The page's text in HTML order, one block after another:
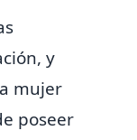
y
mujer
poseer